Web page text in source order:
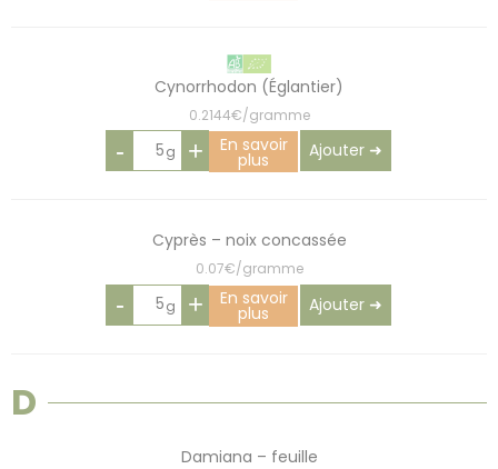
Cynorrhodon (Églantier)
0.2144€/gramme
- + En savoir
plus Ajouter ➜
Cyprès – noix concassée
0.07€/gramme
- + En savoir
plus Ajouter ➜
D
Damiana – feuille